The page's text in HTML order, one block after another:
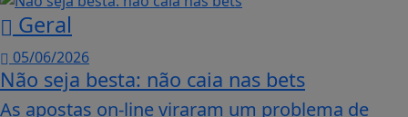
Geral
05/06/2026
Não seja besta: não caia nas bets
As apostas on-line viraram um problema de